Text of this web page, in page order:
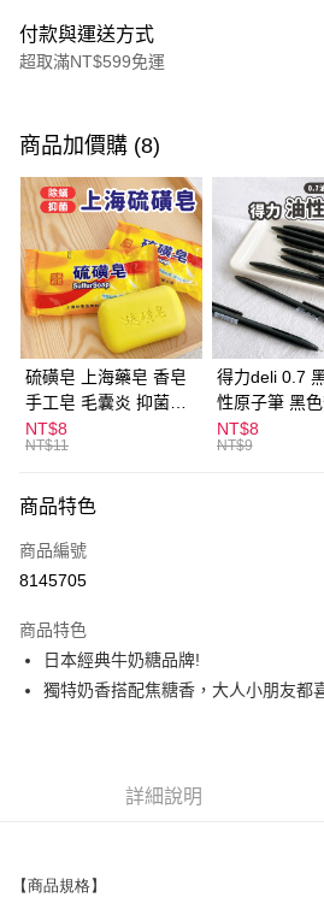
付款與運送方式
超取滿NT$599免運
信用卡一次付款
超商取貨付款
LINE Pay
Apple Pay
街口支付
悠遊付
ATM付款
全家取貨付款
每筆NT$60，滿NT$599(含以上)免運費
付款後全家取貨
每筆NT$60，滿NT$599(含以上)免運費
7-11取貨付款
每筆NT$60，滿NT$599(含以上)免運費
商品加價購 (8)
硫磺皂 上海藥皂 香皂
手工皂 毛囊炎 抑菌除
蟎 清潔護膚 去油去痘
寵物皮膚病 狗狗貓咪
NT$8
NT$11
得力deli 0.7
性原子筆 黑
S304
NT$8
NT$9
商品特色
商品編號
8145705
商品特色
日本經典牛奶糖品牌!
獨特奶香搭配焦糖香，大人小朋友都
詳細說明
【商品規格】